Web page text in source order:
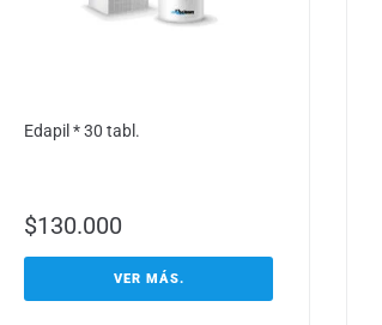
Edapil * 30 tabl.
$130.000
VER MÁS.